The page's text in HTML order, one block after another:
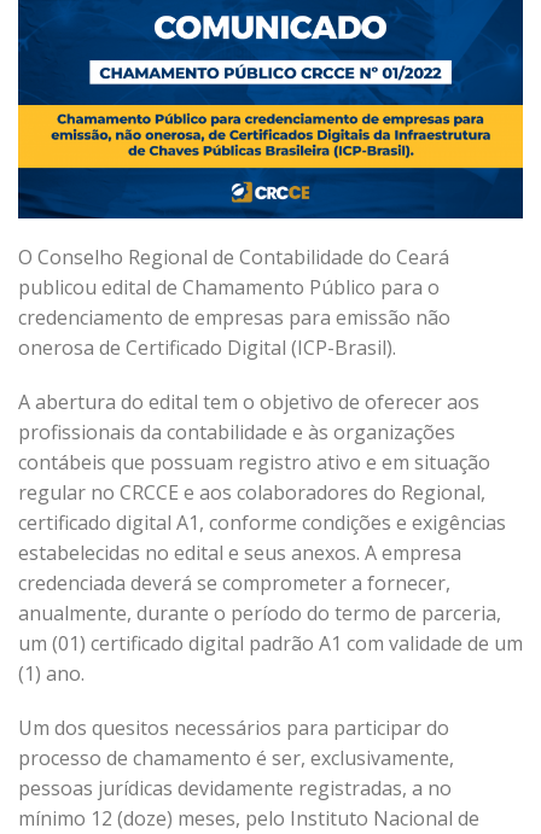
O Conselho Regional de Contabilidade do Ceará
publicou edital de Chamamento Público para o
credenciamento de empresas para emissão não
onerosa de Certificado Digital (ICP-Brasil).
A abertura do edital tem o objetivo de oferecer aos
profissionais da contabilidade e às organizações
contábeis que possuam registro ativo e em situação
regular no CRCCE e aos colaboradores do Regional,
certificado digital A1, conforme condições e exigências
estabelecidas no edital e seus anexos. A empresa
credenciada deverá se comprometer a fornecer,
anualmente, durante o período do termo de parceria,
um (01) certificado digital padrão A1 com validade de um
(1) ano.
Um dos quesitos necessários para participar do
processo de chamamento é ser, exclusivamente,
pessoas jurídicas devidamente registradas, a no
mínimo 12 (doze) meses, pelo Instituto Nacional de